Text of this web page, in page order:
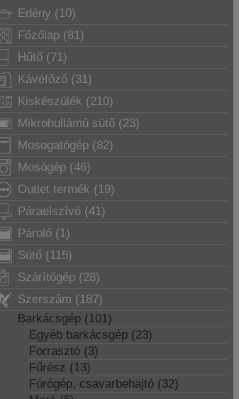
Edény (10)
Főzőlap (81)
Hűtő (71)
Kávéfőző (31)
Kiskészülék (210)
Mikrohullámú sütő (23)
Mosogatógép (82)
Mosógép (46)
Outlet termék (19)
Páraelszívó (41)
Pároló (1)
Sütő (115)
Szárítógép (28)
Szerszám (187)
Barkácsgép (101)
Egyéb barkácsgép (23)
Forrasztó (3)
Fűrész (13)
Fúrógép, csavarbehajtó (32)